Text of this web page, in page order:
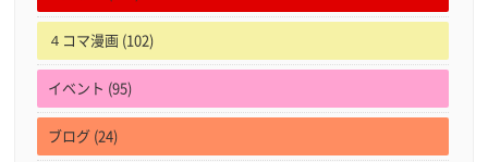
４コマ漫画 (102)
イベント (95)
ブログ (24)